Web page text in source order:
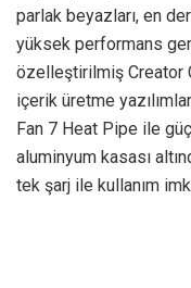
parlak beyazları, en
yüksek performans
özelleştirilmiş Creator
içerik üretme
Fan 7 Heat Pipe ile
aluminyum kasası
tek şarj ile kullanım